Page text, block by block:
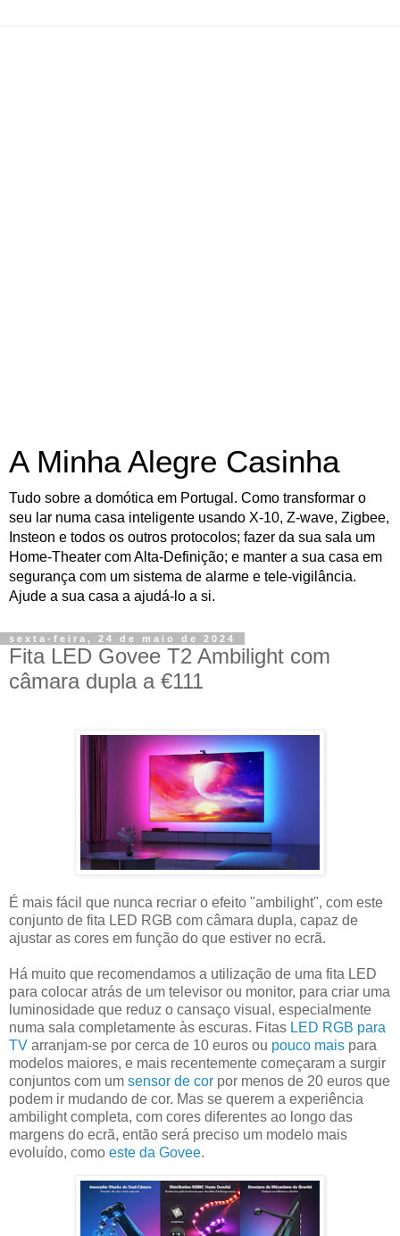
A Minha Alegre Casinha
Tudo sobre a domótica em Portugal. Como transformar o
seu lar numa casa inteligente usando X-10, Z-wave, Zigbee,
Insteon e todos os outros protocolos; fazer da sua sala um
Home-Theater com Alta-Definição; e manter a sua casa em
segurança com um sistema de alarme e tele-vigilância.
Ajude a sua casa a ajudá-lo a si.
sexta-feira, 24 de maio de 2024
Fita LED Govee T2 Ambilight com
câmara dupla a €111
É mais fácil que nunca recriar o efeito "ambilight", com este
conjunto de fita LED RGB com câmara dupla, capaz de
ajustar as cores em função do que estiver no ecrã.
Há muito que recomendamos a utilização de uma fita LED
para colocar atrás de um televisor ou monitor, para criar uma
luminosidade que reduz o cansaço visual, especialmente
numa sala completamente às escuras. Fitas LED RGB para
TV arranjam-se por cerca de 10 euros ou pouco mais para
modelos maiores, e mais recentemente começaram a surgir
conjuntos com um sensor de cor por menos de 20 euros que
podem ir mudando de cor. Mas se querem a experiência
ambilight completa, com cores diferentes ao longo das
margens do ecrã, então será preciso um modelo mais
evoluído, como este da Govee.